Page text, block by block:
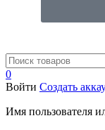
0
Войти Создать
Имя пользователя